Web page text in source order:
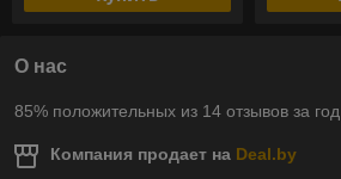
О нас
85% положительных из 14 отзывов за год
Компания продает на Deal.by